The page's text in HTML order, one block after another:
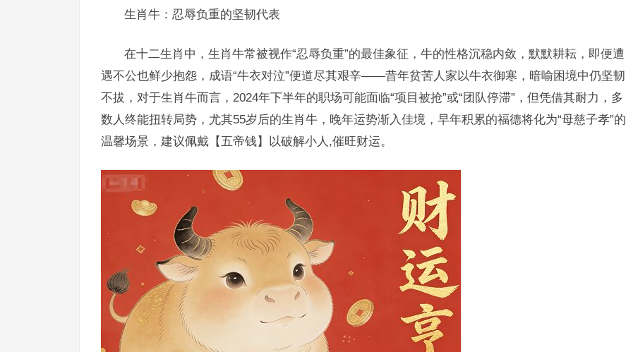
生肖牛：忍辱负重的坚韧代表
在十二生肖中，生肖牛常被视作“忍辱负重”的最佳象征，牛的性格沉稳内敛，默默耕耘，即便遭
遇不公也鲜少抱怨，成语“牛衣对泣”便道尽其艰辛——昔年贫苦人家以牛衣御寒，暗喻困境中仍坚韧
不拔，对于生肖牛而言，2024年下半年的职场可能面临“项目被抢”或“团队停滞”，但凭借其耐力，多
数人终能扭转局势，尤其55岁后的生肖牛，晚年运势渐入佳境，早年积累的福德将化为“母慈子孝”的
温馨场景，建议佩戴【五帝钱】以破解小人,催旺财运。